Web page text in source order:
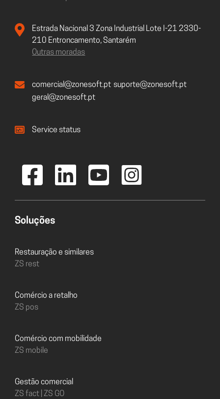
Estrada Nacional 3 Zona Industrial Lote I-21 2330-
210 Entroncamento, Santarém
Outras moradas
comercial@zonesoft.pt suporte@zonesoft.pt
geral@zonesoft.pt
Service status
Soluções
Restauração e similares
ZS rest
Comércio a retalho
ZS pos
Comércio com mobilidade
ZS mobile
Gestão comercial
ZS fact | ZS GO